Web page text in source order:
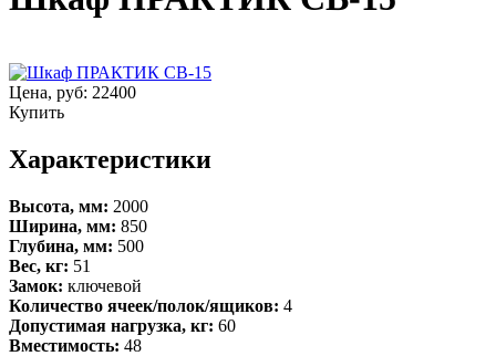
Цена, руб: 22400
Купить
Характеристики
Высота, мм: 2000
Ширина, мм: 850
Глубина, мм: 500
Вес, кг: 51
Замок: ключевой
Количество ячеек/полок/ящиков: 4
Допустимая нагрузка, кг: 60
Вместимость: 48